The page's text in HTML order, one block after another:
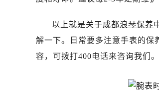
西安市碑林区南关
唐山市路南区新
台州市椒江区东海
内蒙古自治区呼
重庆市解放碑渝
以上就是关于成都浪琴保养
解一下。日常要多注意手表的保
容，可拨打400电话来咨询我们。